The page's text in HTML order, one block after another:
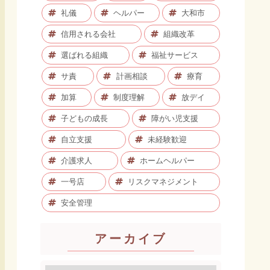
礼儀 ヘルパー 大和市
信用される会社 組織改革
選ばれる組織 福祉サービス
サ責 計画相談 療育
加算 制度理解 放デイ
子どもの成長 障がい児支援
自立支援 未経験歓迎
介護求人 ホームヘルパー
一号店 リスクマネジメント
安全管理
アーカイブ